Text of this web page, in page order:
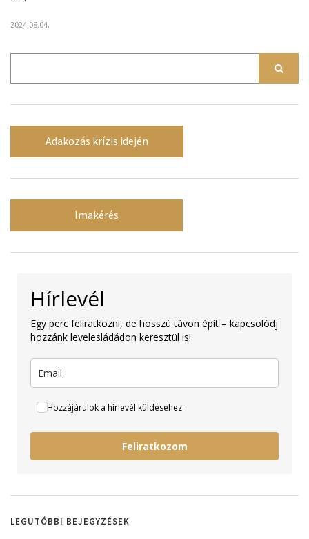
2024.08.04.
Adakozás krízis idején
Imakérés
Hírlevél
Egy perc feliratkozni, de hosszú távon épít – kapcsolódj
hozzánk levelesládádon keresztül is!
Hozzájárulok a hírlevél küldéséhez.
Feliratkozom
LEGUTÓBBI BEJEGYZÉSEK